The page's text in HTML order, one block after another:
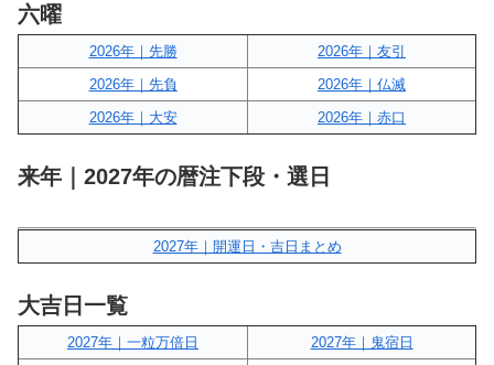
六曜
2026年｜先勝
2026年｜友引
2026年｜先負
2026年｜仏滅
2026年｜大安
2026年｜赤口
来年｜2027年の暦注下段・選日
2027年｜開運日・吉日まとめ
大吉日一覧
2027年｜一粒万倍日
2027年｜鬼宿日